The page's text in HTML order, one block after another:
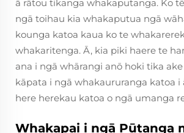
ā rātou tikanga whakaputanga. Ko
ngā toihau kia whakaputua ngā
kounga katoa kaua ko te
whakaritenga. Ā, kia piki haere te
ana i ngā whārangi anō hoki tika
kāpata i ngā whakaururanga katoa i
here herekau katoa o ngā umanga
Whakapai i ngā Pūtanga